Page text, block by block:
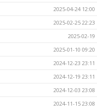
2025-04-24 12:00
2025-02-25 22:23
2025-02-19
2025-01-10 09:20
2024-12-23 23:11
2024-12-19 23:11
2024-12-03 23:08
2024-11-15 23:08